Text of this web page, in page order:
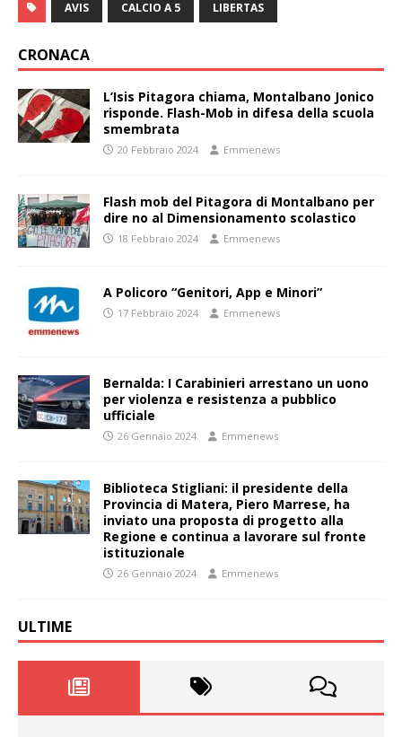
AVIS CALCIO A 5 LIBERTAS
CRONACA
L’Isis Pitagora chiama, Montalbano Jonico
risponde. Flash-Mob in difesa della scuola
smembrata
20 Febbraio 2024 Emmenews
Flash mob del Pitagora di Montalbano per
dire no al Dimensionamento scolastico
18 Febbraio 2024 Emmenews
A Policoro “Genitori, App e Minori”
17 Febbraio 2024 Emmenews
Bernalda: I Carabinieri arrestano un uono
per violenza e resistenza a pubblico
ufficiale
26 Gennaio 2024 Emmenews
Biblioteca Stigliani: il presidente della
Provincia di Matera, Piero Marrese, ha
inviato una proposta di progetto alla
Regione e continua a lavorare sul fronte
istituzionale
26 Gennaio 2024 Emmenews
ULTIME